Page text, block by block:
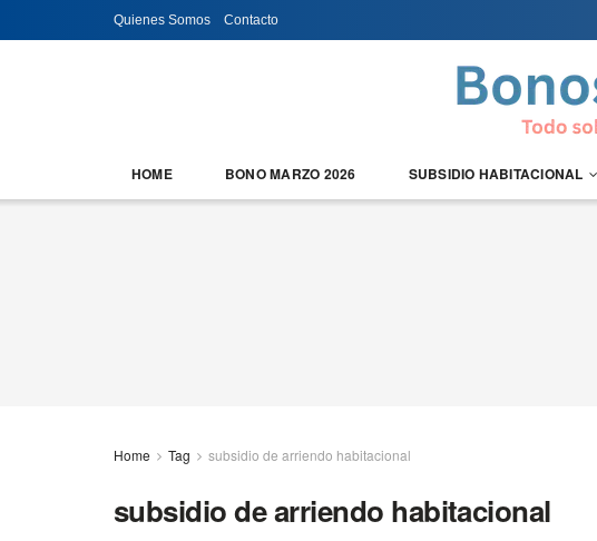
Quienes Somos Contacto
HOME BONO MARZO 2026 SUBSIDIO HABITACIONAL
Home Tag subsidio de arriendo habitacional
subsidio de arriendo habitacional